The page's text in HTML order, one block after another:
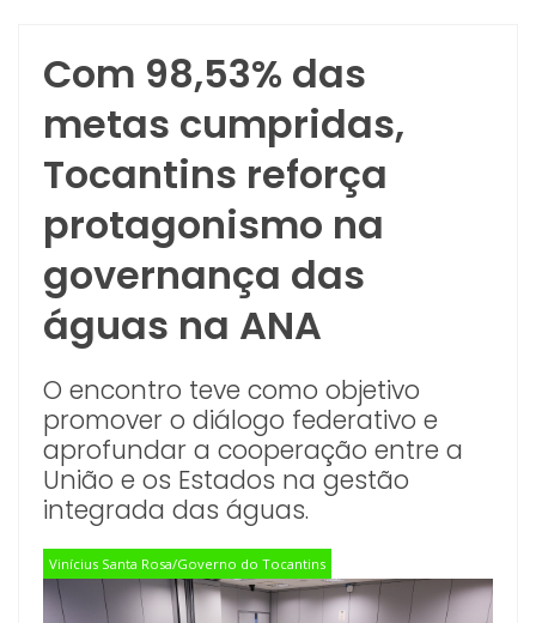
Com 98,53% das
metas cumpridas,
Tocantins reforça
protagonismo na
governança das
águas na ANA
O encontro teve como objetivo
promover o diálogo federativo e
aprofundar a cooperação entre a
União e os Estados na gestão
integrada das águas.
Vinícius Santa Rosa/Governo do Tocantins